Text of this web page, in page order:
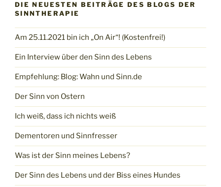
DIE NEUESTEN BEITRÄGE DES BLOGS DER
SINNTHERAPIE
Am 25.11.2021 bin ich „On Air“! (Kostenfrei!)
Ein Interview über den Sinn des Lebens
Empfehlung: Blog: Wahn und Sinn.de
Der Sinn von Ostern
Ich weiß, dass ich nichts weiß
Dementoren und Sinnfresser
Was ist der Sinn meines Lebens?
Der Sinn des Lebens und der Biss eines Hundes